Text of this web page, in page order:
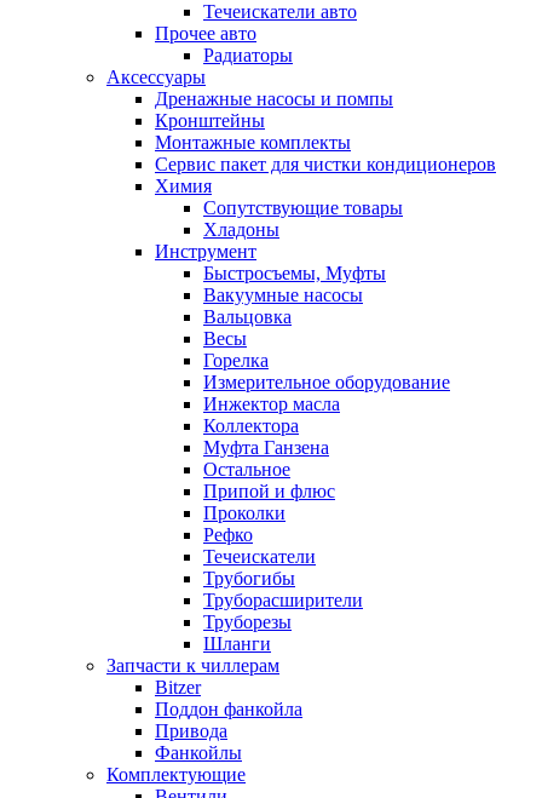
Течеискатели авто
Прочее авто
Радиаторы
Аксессуары
Дренажные насосы и помпы
Кронштейны
Монтажные комплекты
Сервис пакет для чистки кондиционеров
Химия
Сопутствующие товары
Хладоны
Инструмент
Быстросъемы, Муфты
Вакуумные насосы
Вальцовка
Весы
Горелка
Измерительное оборудование
Инжектор масла
Коллектора
Муфта Ганзена
Остальное
Припой и флюс
Проколки
Рефко
Течеискатели
Трубогибы
Труборасширители
Труборезы
Шланги
Запчасти к чиллерам
Bitzer
Поддон фанкойла
Привода
Фанкойлы
Комплектующие